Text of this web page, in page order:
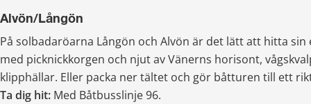
Alvön/Långön
På solbadaröarna Långön och Alvön är det lätt att hitta sin
med picknickkorgen och njut av Vänerns horisont,
klipphällar. Eller packa ner tältet och gör båtturen till ett
Ta dig hit: Med Båtbusslinje 96.